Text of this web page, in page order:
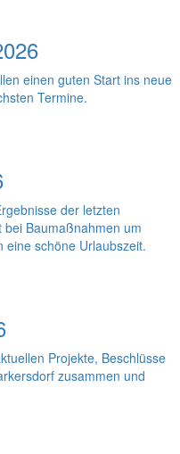
einen guten Start ins neue
Termine.
der letzten
Baumaßnahmen um
eine schöne Urlaubszeit.
Projekte, Beschlüsse
zusammen und